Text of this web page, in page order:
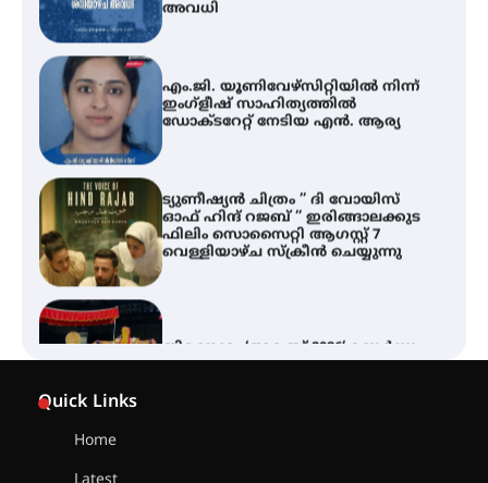
എം.ജി. യൂണിവേഴ്‌സിറ്റിയിൽ നിന്ന്
ഇംഗ്ളീഷ് സാഹിത്യത്തിൽ
ട്യുണീഷ്യൻ ചിത്രം ” ദി വോയിസ്
ഓഫ് ഹിന്ദ് റജബ് ” ഇരിങ്ങാലക്കുട
തിരനോട്ടം ‘അരങ്ങ് 2026’ ഉണർന്നു
Quick Links
Home